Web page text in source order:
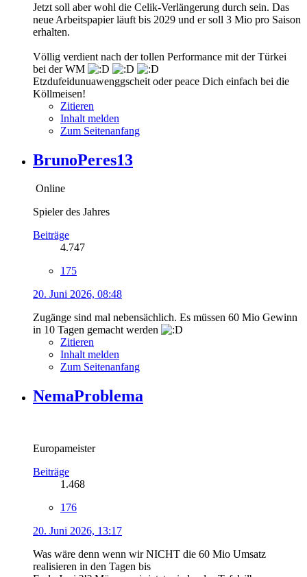
Jetzt soll aber wohl die Celik-Verlängerung durch sein. Das
neue Arbeitspapier läuft bis 2029 und er soll 3 Mio pro Saison
erhalten.
Völlig verdient nach der tollen Performance mit der Türkei
bei der WM
Etzdufeidunuawenggscheit oder peace Dich einfach bei die
Köllmeisen!
Zitieren
Inhalt melden
Zum Seitenanfang
BrunoPeres13
Online
Spieler des Jahres
Beiträge
4.747
175
20. Juni 2026, 08:48
Zugänge sind mal nebensächlich. Es müssen 60 Mio Gewinn
in 10 Tagen gemacht werden
Zitieren
Inhalt melden
Zum Seitenanfang
NemaProblema
Europameister
Beiträge
1.468
176
20. Juni 2026, 13:17
Was wäre denn wenn wir NICHT die 60 Mio Umsatz
realisieren in den Tagen bis